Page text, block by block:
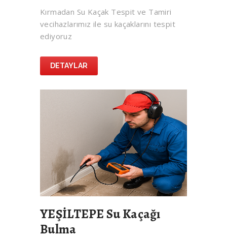
Kırmadan Su Kaçak Tespit ve Tamiri
vecihazlarımız ile su kaçaklarını tespit
ediyoruz
DETAYLAR
YEŞİLTEPE Su Kaçağı
Bulma